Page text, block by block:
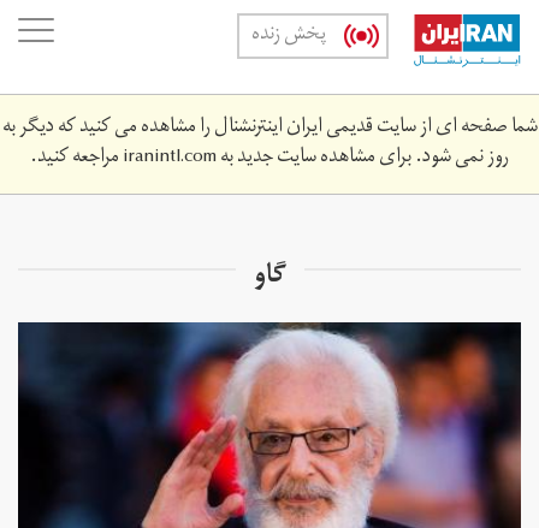
Skip
main
content
پخش زنده
شما صفحه ای از سایت قدیمی ایران اینترنشنال را مشاهده می کنید که دیگر به
روز نمی شود. برای مشاهده سایت جدید بهiranintl.comمراجعه کنید.
گاو